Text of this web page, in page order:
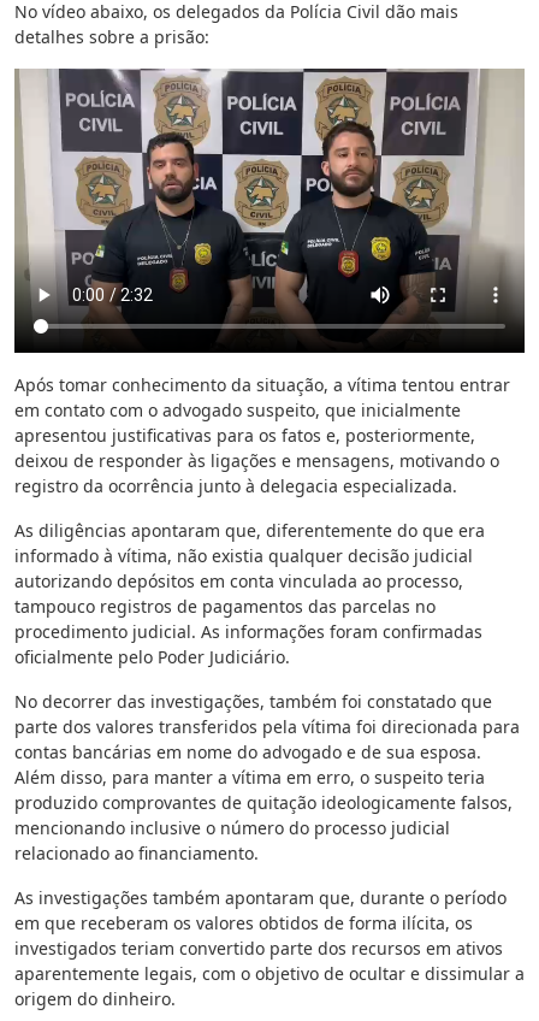
No vídeo abaixo, os delegados da Polícia Civil dão mais
detalhes sobre a prisão:
Após tomar conhecimento da situação, a vítima tentou entrar
em contato com o advogado suspeito, que inicialmente
apresentou justificativas para os fatos e, posteriormente,
deixou de responder às ligações e mensagens, motivando o
registro da ocorrência junto à delegacia especializada.
As diligências apontaram que, diferentemente do que era
informado à vítima, não existia qualquer decisão judicial
autorizando depósitos em conta vinculada ao processo,
tampouco registros de pagamentos das parcelas no
procedimento judicial. As informações foram confirmadas
oficialmente pelo Poder Judiciário.
No decorrer das investigações, também foi constatado que
parte dos valores transferidos pela vítima foi direcionada para
contas bancárias em nome do advogado e de sua esposa.
Além disso, para manter a vítima em erro, o suspeito teria
produzido comprovantes de quitação ideologicamente falsos,
mencionando inclusive o número do processo judicial
relacionado ao financiamento.
As investigações também apontaram que, durante o período
em que receberam os valores obtidos de forma ilícita, os
investigados teriam convertido parte dos recursos em ativos
aparentemente legais, com o objetivo de ocultar e dissimular a
origem do dinheiro.